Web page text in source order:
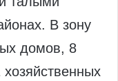
В зону
домов, 8